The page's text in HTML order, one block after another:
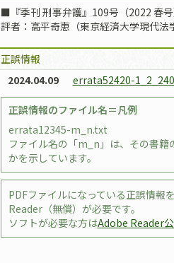
■『季刊 刑事弁護』109号（2022 春
評者：高平奇恵（東京経済大学現代法
正誤情報
2024.04.09
errata52420-
正誤情報のファイル名＝凡例
errata12345-m_n.txt
ファイル名の「m_n」は、その書
かを示しています。
PDFファイルになっている正誤情報
Reader（無償）が必要です。
ソフトが必要な方はAdobe Reader